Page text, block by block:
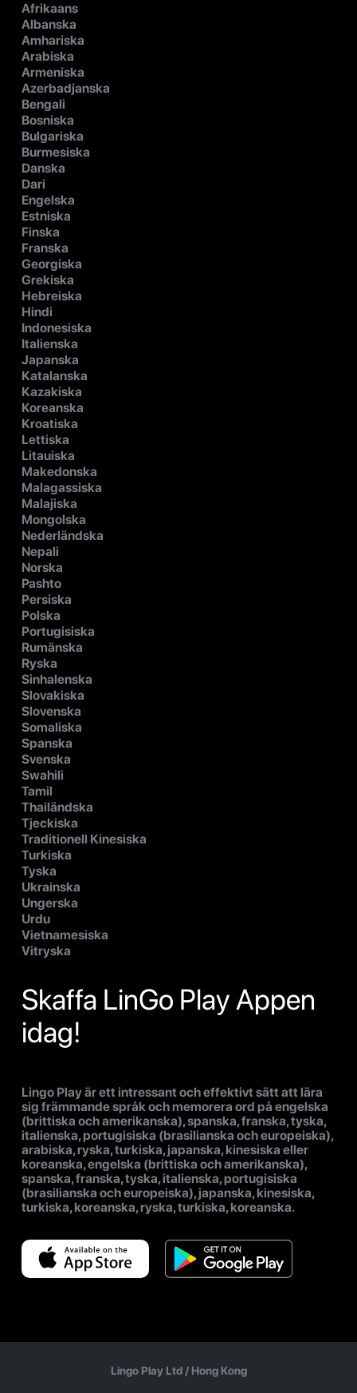
Afrikaans
Albanska
Amhariska
Arabiska
Armeniska
Azerbadjanska
Bengali
Bosniska
Bulgariska
Burmesiska
Danska
Dari
Engelska
Estniska
Finska
Franska
Georgiska
Grekiska
Hebreiska
Hindi
Indonesiska
Italienska
Japanska
Katalanska
Kazakiska
Koreanska
Kroatiska
Lettiska
Litauiska
Makedonska
Malagassiska
Malajiska
Mongolska
Nederländska
Nepali
Norska
Pashto
Persiska
Polska
Portugisiska
Rumänska
Ryska
Sinhalenska
Slovakiska
Slovenska
Somaliska
Spanska
Svenska
Swahili
Tamil
Thailändska
Tjeckiska
Traditionell Kinesiska
Turkiska
Tyska
Ukrainska
Ungerska
Urdu
Vietnamesiska
Vitryska
Skaffa LinGo Play Appen
idag!
Lingo Play är ett intressant och effektivt sätt att lära
sig främmande språk och memorera ord på engelska
(brittiska och amerikanska), spanska, franska, tyska,
italienska, portugisiska (brasilianska och europeiska),
arabiska, ryska, turkiska, japanska, kinesiska eller
koreanska, engelska (brittiska och amerikanska),
spanska, franska, tyska, italienska, portugisiska
(brasilianska och europeiska), japanska, kinesiska,
turkiska, koreanska, ryska, turkiska, koreanska.
Lingo Play Ltd / Hong Kong